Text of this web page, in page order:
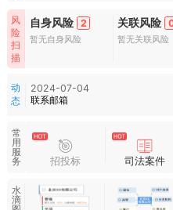
风
险
扫
描
自身风险 2
暂无自身风险
关联风险
暂无关联风险
动
态
2024-07-04
联系邮箱
常
用
服
务
招投标 司法案件
水
滴